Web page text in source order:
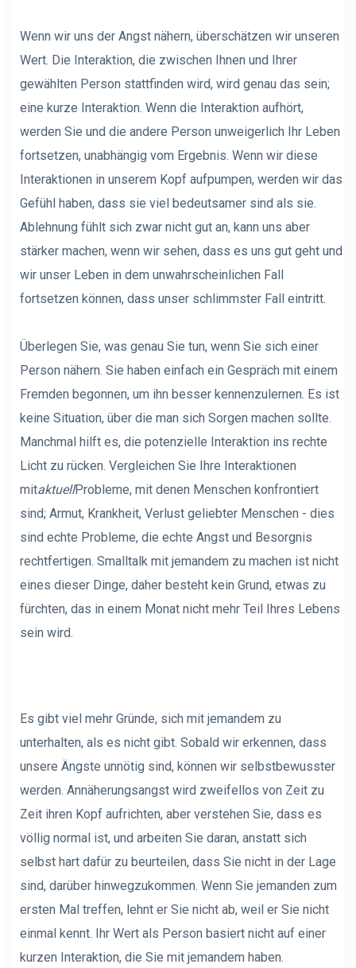
Wenn wir uns der Angst nähern, überschätzen wir unseren
Wert. Die Interaktion, die zwischen Ihnen und Ihrer
gewählten Person stattfinden wird, wird genau das sein;
eine kurze Interaktion. Wenn die Interaktion aufhört,
werden Sie und die andere Person unweigerlich Ihr Leben
fortsetzen, unabhängig vom Ergebnis. Wenn wir diese
Interaktionen in unserem Kopf aufpumpen, werden wir das
Gefühl haben, dass sie viel bedeutsamer sind als sie.
Ablehnung fühlt sich zwar nicht gut an, kann uns aber
stärker machen, wenn wir sehen, dass es uns gut geht und
wir unser Leben in dem unwahrscheinlichen Fall
fortsetzen können, dass unser schlimmster Fall eintritt.
Überlegen Sie, was genau Sie tun, wenn Sie sich einer
Person nähern. Sie haben einfach ein Gespräch mit einem
Fremden begonnen, um ihn besser kennenzulernen. Es ist
keine Situation, über die man sich Sorgen machen sollte.
Manchmal hilft es, die potenzielle Interaktion ins rechte
Licht zu rücken. Vergleichen Sie Ihre Interaktionen
mitaktuellProbleme, mit denen Menschen konfrontiert
sind; Armut, Krankheit, Verlust geliebter Menschen - dies
sind echte Probleme, die echte Angst und Besorgnis
rechtfertigen. Smalltalk mit jemandem zu machen ist nicht
eines dieser Dinge, daher besteht kein Grund, etwas zu
fürchten, das in einem Monat nicht mehr Teil Ihres Lebens
sein wird.
Es gibt viel mehr Gründe, sich mit jemandem zu
unterhalten, als es nicht gibt. Sobald wir erkennen, dass
unsere Ängste unnötig sind, können wir selbstbewusster
werden. Annäherungsangst wird zweifellos von Zeit zu
Zeit ihren Kopf aufrichten, aber verstehen Sie, dass es
völlig normal ist, und arbeiten Sie daran, anstatt sich
selbst hart dafür zu beurteilen, dass Sie nicht in der Lage
sind, darüber hinwegzukommen. Wenn Sie jemanden zum
ersten Mal treffen, lehnt er Sie nicht ab, weil er Sie nicht
einmal kennt. Ihr Wert als Person basiert nicht auf einer
kurzen Interaktion, die Sie mit jemandem haben.